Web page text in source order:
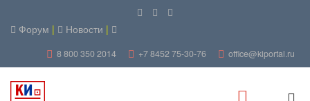
Форум | Новости |
8 800 350 2014 +7 8452 75-30-76 office@kiportal.ru